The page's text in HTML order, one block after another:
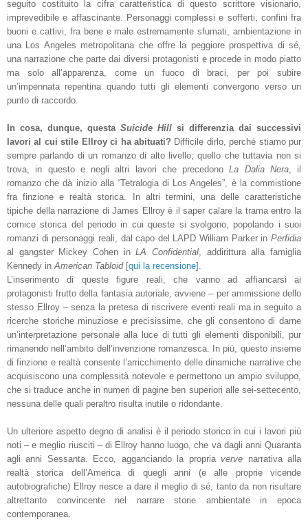
seguito costituito la cifra caratteristica di questo scrittore visionario,
imprevedibile e affascinante. Personaggi complessi e sofferti, confini fra
buoni e cattivi, fra bene e male estremamente sfumati, ambientazione in
una Los Angeles metropolitana che offre la peggiore prospettiva di sé,
una narrazione che parte dai diversi protagonisti e procede in modo piatto
ma solo all’apparenza, come un fuoco di braci, per poi subire
un’impennata repentina quando tutti gli elementi convergono verso un
punto di raccordo.
In cosa, dunque, questa Suicide Hill si differenzia dai successivi
lavori al cui stile Ellroy ci ha abituati? Difficile dirlo, perché stiamo pur
sempre parlando di un romanzo di alto livello; quello che tuttavia non si
trova, in questo e negli altri lavori che precedonoLa Dalia Nera, il
romanzo che dà inizio alla “Tetralogia di Los Angeles”, è la commistione
fra finzione e realtà storica. In altri termini, una delle caratteristiche
tipiche della narrazione di James Ellroy è il saper calare la trama entro la
cornice storica del periodo in cui queste si svolgono, popolando i suoi
romanzi di personaggi reali, dal capo del LAPD William Parker in Perfidia
al gangster Mickey Cohen inLA Confidential , addirittura alla famiglia
Kennedy in American Tabloid[qui la recensione].
L’inserimento di queste figure reali, che vanno ad affiancarsi ai
protagonisti frutto della fantasia autoriale, avviene – per ammissione dello
stesso Ellroy – senza la pretesa di riscrivere eventi reali ma in seguito a
ricerche storiche minuziose e precisissime, che gli consentono di darne
un’interpretazione personale alla luce di tutti gli elementi disponibili, pur
rimanendo nell’ambito dell’invenzione romanzesca. In più, questo insieme
di finzione e realtà consente l’arricchimento delle dinamiche narrative che
acquisiscono una complessità notevole e permettono un ampio sviluppo,
che si traduce anche in numeri di pagine ben superiori alle sei-settecento,
nessuna delle quali peraltro risulta inutile o ridondante.
Un ulteriore aspetto degno di analisi è il periodo storico in cui i lavori più
noti – e meglio riusciti – di Ellroy hanno luogo, che va dagli anni Quaranta
agli anni Sessanta. Ecco, agganciando la propriaverve narrativa alla
realtà storica dell’America di quegli anni (e alle proprie vicende
autobiografiche) Ellroy riesce a dare il meglio di sé, tanto da non risultare
altrettanto convincente nel narrare storie ambientate in epoca
contemporanea.